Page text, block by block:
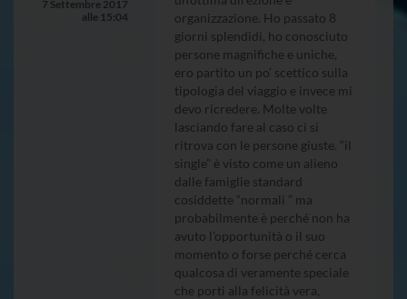
7 Settembre 2017
alle 15:04
organizzazione. Ho passato 8
giorni splendidi, ho conosciuto
persone magnifiche e uniche,
ero partito un po’ scettico sulla
tipologia del viaggio e invece mi
devo ricredere. Molte volte
lasciando fare al caso ci si
ritrova con le persone giuste. “il
single” è visto come un alieno
dalle famiglie standard
cosiddette “normali ” ma
probabilmente è perché non ha
avuto l’opportunità o il suo
momento o forse perché cerca
qualcosa di veramente speciale
che porti alla felicità vera,